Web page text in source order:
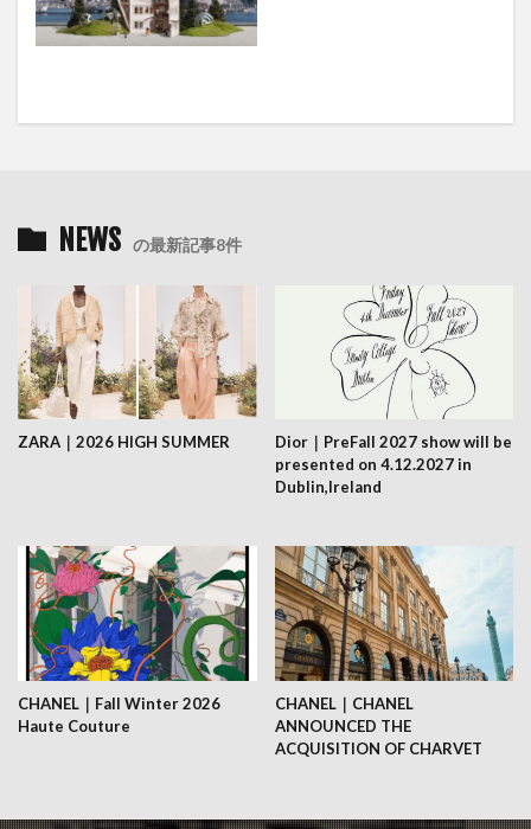
NEWS の最新記事8件
ZARA｜2026 HIGH SUMMER
Dior｜PreFall 2027 show will be
presented on 4.12.2027 in
Dublin,Ireland
CHANEL｜Fall Winter 2026
Haute Couture
CHANEL｜CHANEL
ANNOUNCED THE
ACQUISITION OF CHARVET